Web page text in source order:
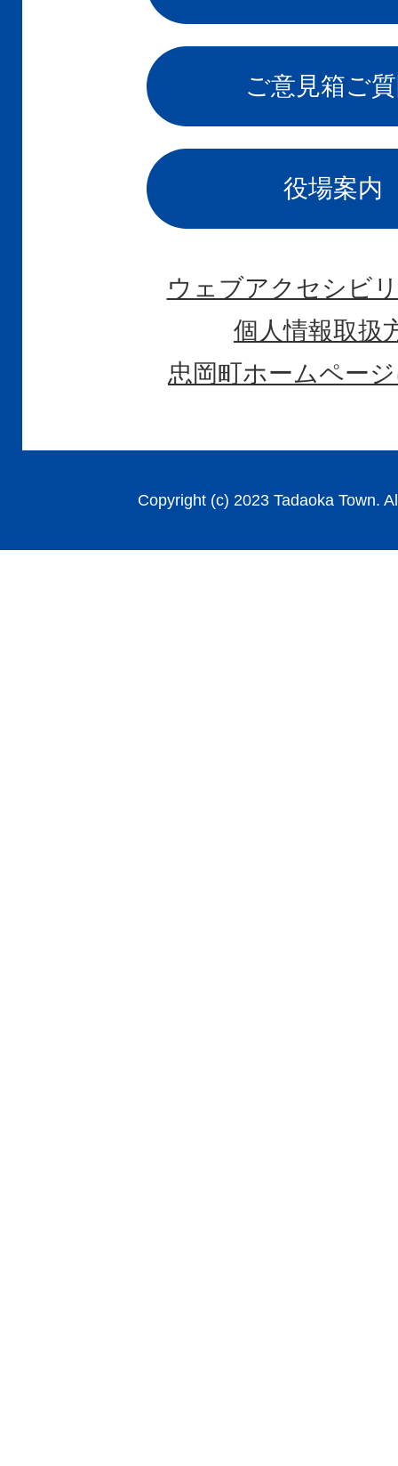
ご意見箱ご
役場案内
ウェブアクセシビ
個人情報取扱
忠岡町ホームペー
Copyright (c) 2023 Tadaoka Town.